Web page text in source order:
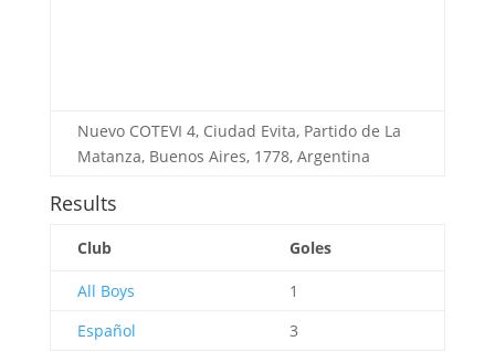
Nuevo COTEVI 4, Ciudad Evita, Partido de La
Matanza, Buenos Aires, 1778, Argentina
Results
Club Goles
All Boys
1
Español
3